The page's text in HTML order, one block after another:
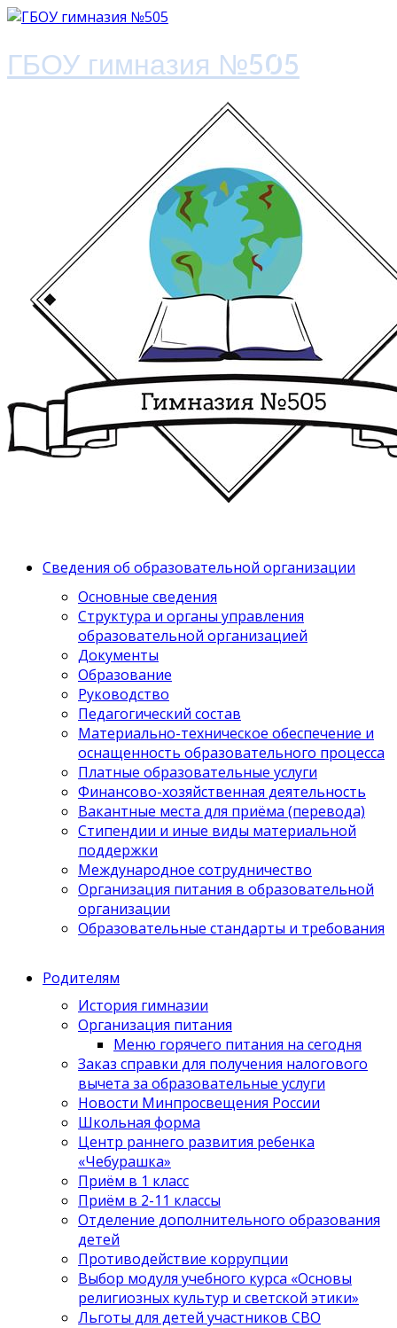
ГБОУ гимназия №505
Сведения об образовательной организации
Основные сведения
Структура и органы управления
образовательной организацией
Документы
Образование
Руководство
Педагогический состав
Материально-техническое обеспечение и
оснащенность образовательного процесса
Платные образовательные услуги
Финансово-хозяйственная деятельность
Вакантные места для приёма (перевода)
Стипендии и иные виды материальной
поддержки
Международное сотрудничество
Организация питания в образовательной
организации
Образовательные стандарты и требования
Родителям
История гимназии
Организация питания
Меню горячего питания на сегодня
Заказ справки для получения налогового
вычета за образовательные услуги
Новости Минпросвещения России
Школьная форма
Центр раннего развития ребенка
«Чебурашка»
Приём в 1 класс
Приём в 2-11 классы
Отделение дополнительного образования
детей
Противодействие коррупции
Выбор модуля учебного курса «Основы
религиозных культур и светской этики»
Льготы для детей участников СВО